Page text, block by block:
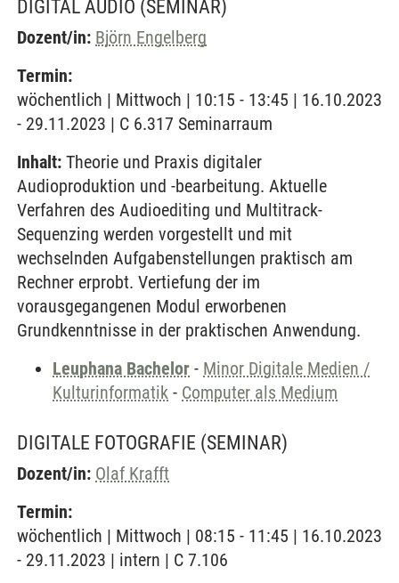
DIGITAL AUDIO (SEMINAR)
Dozent/in: Björn Engelberg
Termin:
wöchentlich | Mittwoch | 10:15 - 13:45 | 16.10.2023
- 29.11.2023 | C 6.317 Seminarraum
Inhalt: Theorie und Praxis digitaler
Audioproduktion und -bearbeitung. Aktuelle
Verfahren des Audioediting und Multitrack-
Sequenzing werden vorgestellt und mit
wechselnden Aufgabenstellungen praktisch am
Rechner erprobt. Vertiefung der im
vorausgegangenen Modul erworbenen
Grundkenntnisse in der praktischen Anwendung.
Leuphana Bachelor - Minor Digitale Medien /
Kulturinformatik - Computer als Medium
DIGITALE FOTOGRAFIE (SEMINAR)
Dozent/in: Olaf Krafft
Termin:
wöchentlich | Mittwoch | 08:15 - 11:45 | 16.10.2023
- 29.11.2023 | intern | C 7.106